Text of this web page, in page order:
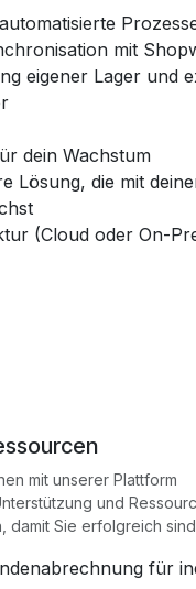
mit
eigener Lager und
dein Wachstum
Lösung, die mit
(Cloud oder On-
mit unserer Plattform
und
damit Sie erfolgreich
für